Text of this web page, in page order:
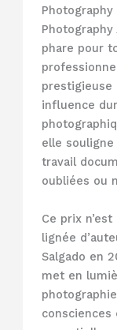
phare pour
prestigieuse
influence
elle souligne
travail
oubliées ou
Ce prix
lignée
Salgado en
met en